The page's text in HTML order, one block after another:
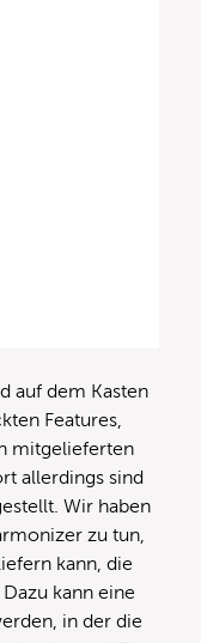
auf dem Kasten
Features,
mitgelieferten
allerdings sind
Wir haben
zu tun,
kann, die
kann eine
in der die